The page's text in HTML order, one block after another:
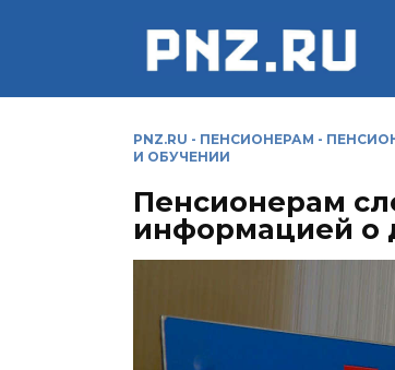
PNZ.RU - ПЕНСИОНЕРАМ -
И ОБУЧЕНИИ
Пенсионерам
информацией о